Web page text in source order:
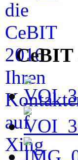
CeBIT